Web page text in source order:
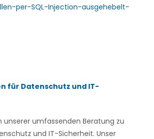
per-SQL-Injection-ausgehebelt-
für Datenschutz und IT-
unserer umfassenden Beratung zu
und IT-Sicherheit. Unser